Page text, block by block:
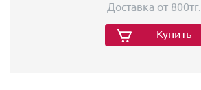
Доставка от 800тг.
Купить